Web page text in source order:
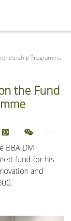
Programme
the Fund
BBA DM
fund for his
and